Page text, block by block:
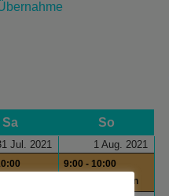
Sa So
Jul. 2021 1 Aug. 2021
9:00 - 10:00
Health´s Kitchen